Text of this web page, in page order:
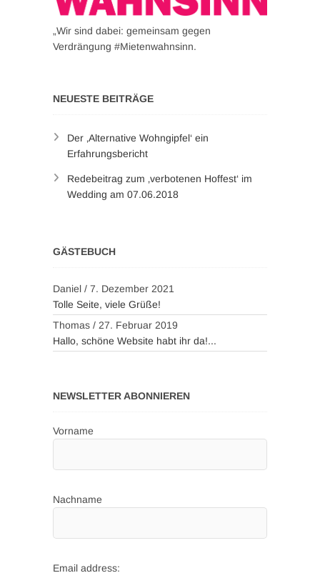
„Wir sind dabei: gemeinsam gegen
Verdrängung #Mietenwahnsinn.
NEUESTE BEITRÄGE
Der ‚Alternative Wohngipfel‘ ein
Erfahrungsbericht
Redebeitrag zum ‚verbotenen Hoffest‘ im
Wedding am 07.06.2018
GÄSTEBUCH
Daniel / 7. Dezember 2021
Tolle Seite, viele Grüße!
Thomas / 27. Februar 2019
Hallo, schöne Website habt ihr da!...
NEWSLETTER ABONNIEREN
Vorname
Nachname
Email address: